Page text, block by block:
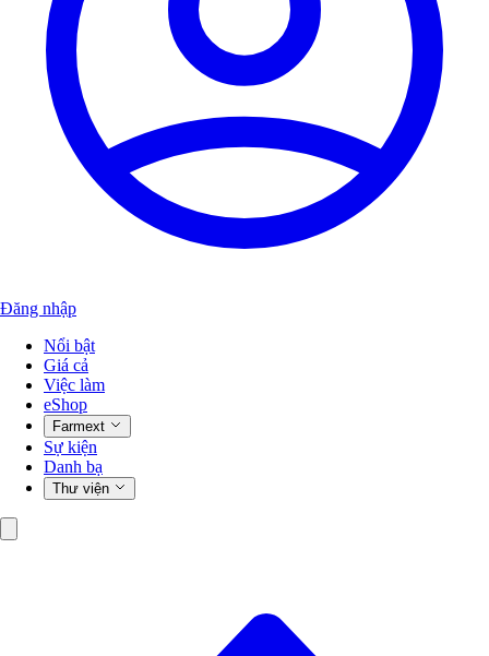
Đăng nhập
Nổi bật
Giá cả
Việc làm
eShop
Farmext
Sự kiện
Danh bạ
Thư viện